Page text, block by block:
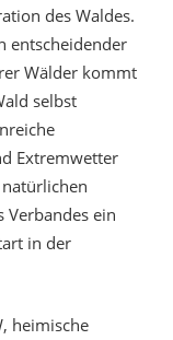
des Waldes.
entscheidender
Wälder kommt
selbst
Extremwetter
natürlichen
Verbandes ein
in der
heimische